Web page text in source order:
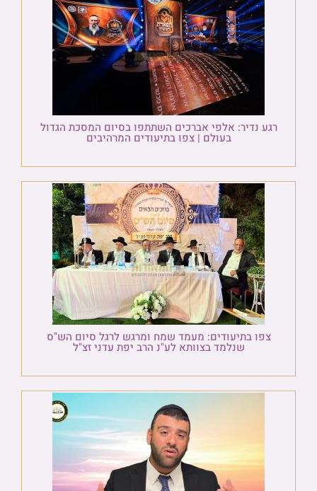
רגע נדיר: אלפי אברכים השתתפו בסיום המסכת הגדול
בעולם | צפו בתיעודים המרהיבים
צפו בתיעודים: מעמד שמח ומרגש לרגל סיום הש"ס
שנלמד בצוותא לע"נ הרב יפת עדני זצ"ל